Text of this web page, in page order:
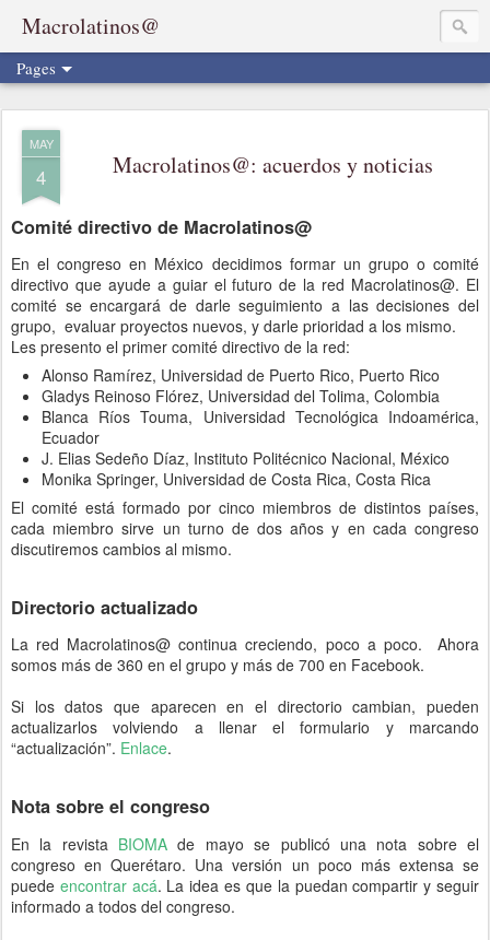
Macrolatinos@
Pages
MAY
4 Macrolatinos@: acuerdos y noticias
Comité directivo de Macrolatinos@
En el congreso en México decidimos formar un grupo o comité
directivo que ayude a guiar el futuro de la red Macrolatinos@. El
comité se encargará de darle seguimiento a las decisiones del
grupo, evaluar proyectos nuevos, y darle prioridad a los mismo.
Les presento el primer comité directivo de la red:
Alonso Ramírez, Universidad de Puerto Rico, Puerto Rico
Gladys Reinoso Flórez, Universidad del Tolima, Colombia
Blanca Ríos Touma, Universidad Tecnológica Indoamérica,
Ecuador
J. Elias Sedeño Díaz, Instituto Politécnico Nacional, México
Monika Springer, Universidad de Costa Rica, Costa Rica
El comité está formado por cinco miembros de distintos países,
cada miembro sirve un turno de dos años y en cada congreso
discutiremos cambios al mismo.
Directorio actualizado
La red Macrolatinos@ continua creciendo, poco a poco. Ahora
somos más de 360 en el grupo y más de 700 en Facebook.
Si los datos que aparecen en el directorio cambian, pueden
actualizarlos volviendo a llenar el formulario y marcando
“actualización”. Enlace.
Nota sobre el congreso
En la revista BIOMAde mayo se publicó una nota sobre el
congreso en Querétaro. Una versión un poco más extensa se
puede encontrar acá. La idea es que la puedan compartir y seguir
informado a todos del congreso.